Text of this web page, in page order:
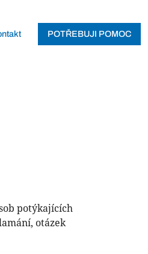
POTŘEBUJI POMOC
potýkajících
otázek